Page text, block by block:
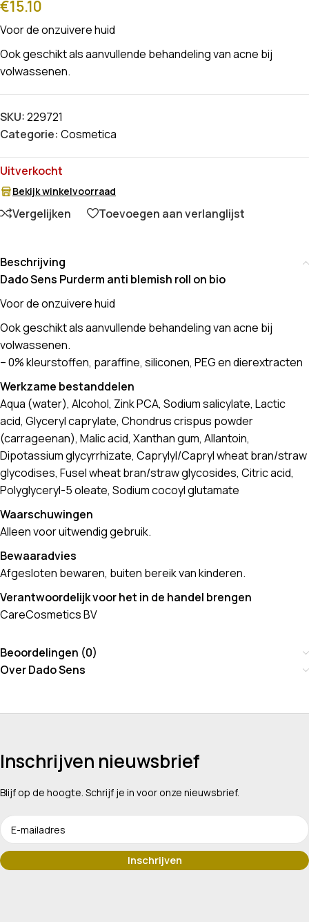
€15.10
Voor de onzuivere huid
Ook geschikt als aanvullende behandeling van acne bij
volwassenen.
SKU:229721
Categorie: Cosmetica
Uitverkocht
Bekijk winkelvoorraad
Vergelijken Toevoegen aan verlanglijst
Beschrijving
Dado Sens Purderm anti blemish roll on bio
Voor de onzuivere huid
Ook geschikt als aanvullende behandeling van acne bij
volwassenen.
– 0% kleurstoffen, paraffine, siliconen, PEG en dierextracten
Werkzame bestanddelen
Aqua (water), Alcohol, Zink PCA, Sodium salicylate, Lactic
acid, Glyceryl caprylate, Chondrus crispus powder
(carrageenan), Malic acid, Xanthan gum, Allantoin,
Dipotassium glycyrrhizate, Caprylyl/Capryl wheat bran/straw
glycodises, Fusel wheat bran/straw glycosides, Citric acid,
Polyglyceryl-5 oleate, Sodium cocoyl glutamate
Waarschuwingen
Alleen voor uitwendig gebruik.
Bewaaradvies
Afgesloten bewaren, buiten bereik van kinderen.
Verantwoordelijk voor het in de handel brengen
CareCosmetics BV
Beoordelingen (0)
Over Dado Sens
Inschrijven nieuwsbrief
Blijf op de hoogte. Schrijf je in voor onze nieuwsbrief.